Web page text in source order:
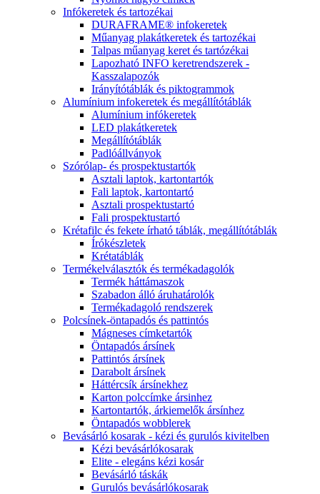
Infókeretek és tartozékai
DURAFRAME® infokeretek
Műanyag plakátkeretek és tartozékai
Talpas műanyag keret és tartózékai
Lapozható INFO keretrendszerek -
Kasszalapozók
Irányítótáblák és piktogrammok
Alumínium infokeretek és megállítótáblák
Alumínium infókeretek
LED plakátkeretek
Megállítótáblák
Padlóállványok
Szórólap- és prospektustartók
Asztali laptok, kartontartók
Fali laptok, kartontartó
Asztali prospektustartó
Fali prospektustartó
Krétafilc és fekete írható táblák, megállítótáblák
Írókészletek
Krétatáblák
Termékelválasztók és termékadagolók
Termék háttámaszok
Szabadon álló áruhatárolók
Termékadagoló rendszerek
Polcsínek-öntapadós és pattintós
Mágneses címketartók
Öntapadós ársínek
Pattintós ársínek
Darabolt ársínek
Háttércsík ársínekhez
Karton polccímke ársinhez
Kartontartók, árkiemelők ársínhez
Öntapadós wobblerek
Bevásárló kosarak - kézi és gurulós kivitelben
Kézi bevásárlókosarak
Elite - elegáns kézi kosár
Bevásárló táskák
Gurulós bevásárlókosarak